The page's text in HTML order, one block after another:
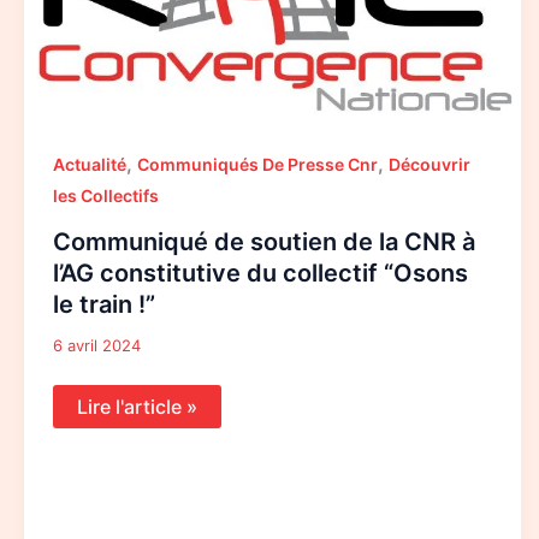
Actualité, Communiqués De Presse Cnr, Découvrir
les Collectifs
Communiqué de soutien de la CNR à
l’AG constitutive du collectif “Osons
le train !”
6 avril 2024
l’AG
constitutive
du
collectif
“Osons
Lire l'article »